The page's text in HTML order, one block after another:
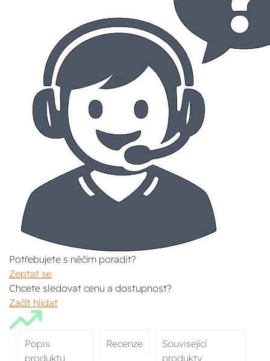
Potřebujete s něčím poradit?
Zeptat se
Chcete sledovat cenu a dostupnost?
Začít hlídat
Popis
produktu
Recenze
Související
produkty